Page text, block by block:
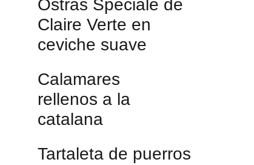
Ostras Spéciale de
Claire Verte en
ceviche suave
Calamares
rellenos a la
catalana
Tartaleta de puerros